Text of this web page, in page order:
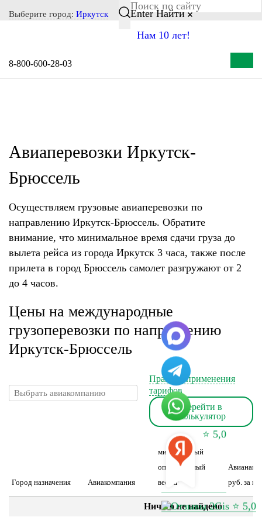
Notice: Undefined index: CITY_SELECT in
/home/s/storas/storas.ru/public_html/wp-content/themes/tsl-
Выберите город: Иркутск Enter Найти
Нам 10 лет!
8-800-600-28-03
Авиаперевозки Иркутск-
Брюссель
Осуществляем грузовые авиаперевозки по
направлению Иркутск-Брюссель. Обратите
внимание, что минимальное время сдачи груза до
вылета рейса из города Иркутск 3 часа, также после
прилета в город Брюссель самолет разгружают от 2
до 4 часов.
Цены на международные
грузоперевозки по направлению
Иркутск-Брюссель
Правила применения
тарифов
Перейти в
калькулятор
Город назначения Авиакомпания
минимальный
оплачиваемый
вес, кг
руб. за шт.
Ничего не найдено
⭐ 5,0
⭐ 5,0